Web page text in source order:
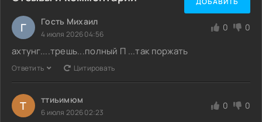
Г Гость Михаил
4 июля 2026 04:56
0 0
ахтунг....трешь...полный П ...так поржать
Ответить Цитировать
Т ттиьимюм
6 июля 2026 02:23
0 0